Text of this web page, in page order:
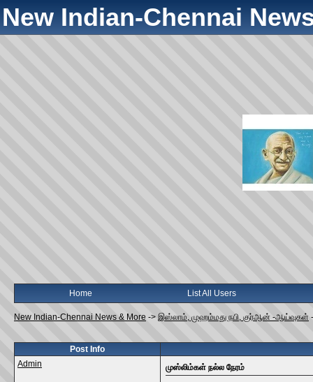
New Indian-Chennai
Home List All Users
New Indian-Chennai News & More -> இஸ்லாம், முஹம்மது நபி, குர்ஆன் -ஆய்வுகள்
Post Info
Admin
முஸ்லிம்கள் நல்ல நேரம்